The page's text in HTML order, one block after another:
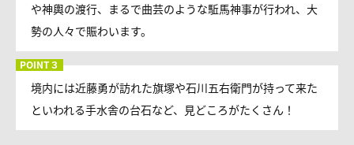
や神輿の渡行、まるで曲芸のような駈馬神事が行われ、大
勢の人々で賑わいます。
境内には近藤勇が訪れた旗塚や石川五右衛門が持って来た
といわれる手水舎の台石など、見どころがたくさん！